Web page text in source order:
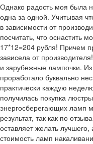
Однако радость моя была
одна за одной. Учитывая
в зависимости от
посчитать, что оснастить
17*12=204 рубля! Причем
зависела от
и зарубежные лампочки.
проработало буквально
практически каждую
получилась покупка
энергосберегающих ламп
результат, так как по
оставляет желать
стоимость ламп